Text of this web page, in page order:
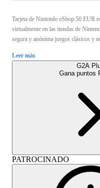
Tarjeta de Nintendo eShop 50 EUR
virtualmente en las tiendas de
segura y anónima juegos clásicos y
Leer más
G2A
Gana puntos
PATROCINADO